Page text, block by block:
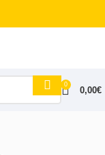
0
0,00€
mer